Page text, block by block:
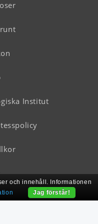
Institut
och innehåll. Informationen
Jag förstår!